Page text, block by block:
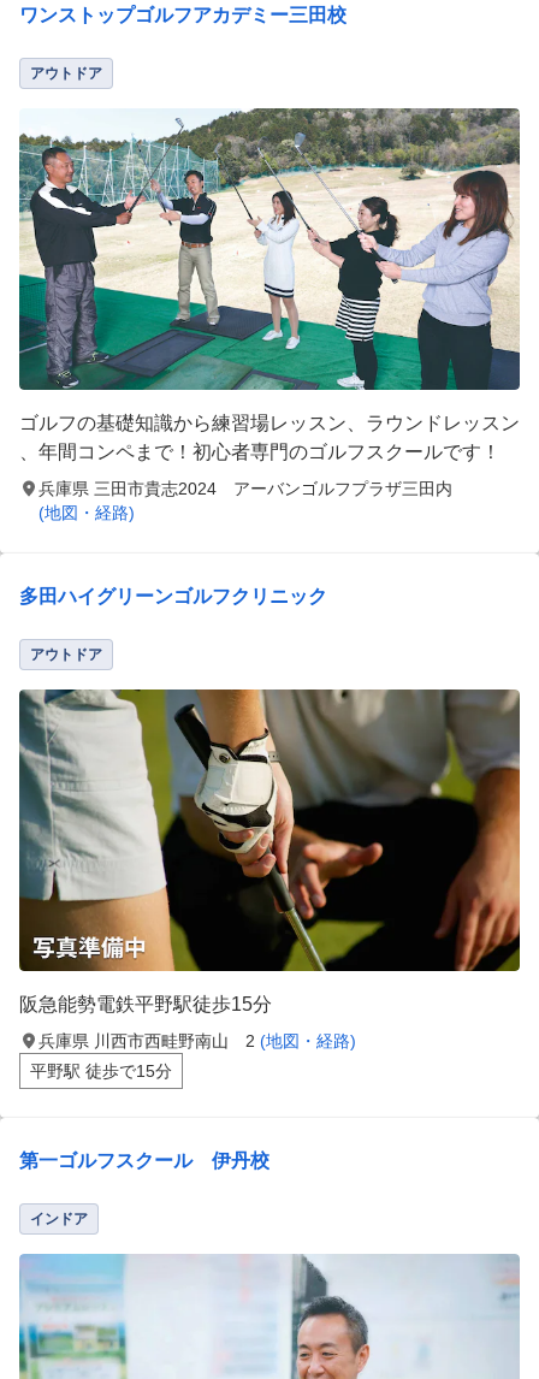
ワンストップゴルフアカデミー三田校
アウトドア
ゴルフの基礎知識から練習場レッスン、ラウンドレッスン
、年間コンペまで！初心者専門のゴルフスクールです！
兵庫県 三田市貴志2024 アーバンゴルフプラザ三田内
(地図・経路)
多田ハイグリーンゴルフクリニック
アウトドア
阪急能勢電鉄平野駅徒歩15分
兵庫県 川西市西畦野南山 2 (地図・経路)
平野駅 徒歩で15分
第一ゴルフスクール 伊丹校
インドア